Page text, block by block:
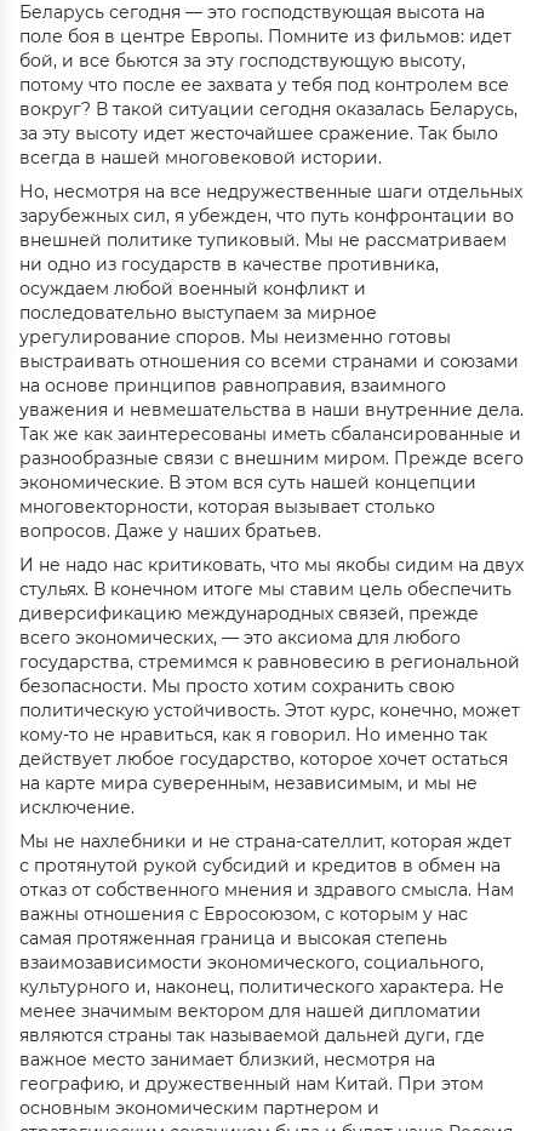
Беларусь сегодня — это господствующая высота на
поле боя в центре Европы. Помните из фильмов: идет
бой, и все бьются за эту господствующую высоту,
потому что после ее захвата у тебя под контролем все
вокруг? В такой ситуации сегодня оказалась Беларусь,
за эту высоту идет жесточайшее сражение. Так было
всегда в нашей многовековой истории.
Но, несмотря на все недружественные шаги отдельных
зарубежных сил, я убежден, что путь конфронтации во
внешней политике тупиковый. Мы не рассматриваем
ни одно из государств в качестве противника,
осуждаем любой военный конфликт и
последовательно выступаем за мирное
урегулирование споров. Мы неизменно готовы
выстраивать отношения со всеми странами и союзами
на основе принципов равноправия, взаимного
уважения и невмешательства в наши внутренние дела.
Так же как заинтересованы иметь сбалансированные и
разнообразные связи с внешним миром. Прежде всего
экономические. В этом вся суть нашей концепции
многовекторности, которая вызывает столько
вопросов. Даже у наших братьев.
И не надо нас критиковать, что мы якобы сидим на двух
стульях. В конечном итоге мы ставим цель обеспечить
диверсификацию международных связей, прежде
всего экономических, — это аксиома для любого
государства, стремимся к равновесию в региональной
безопасности. Мы просто хотим сохранить свою
политическую устойчивость. Этот курс, конечно, может
кому-то не нравиться, как я говорил. Но именно так
действует любое государство, которое хочет остаться
на карте мира суверенным, независимым, и мы не
исключение.
Мы не нахлебники и не страна-сателлит, которая ждет
с протянутой рукой субсидий и кредитов в обмен на
отказ от собственного мнения и здравого смысла. Нам
важны отношения с Евросоюзом, с которым у нас
самая протяженная граница и высокая степень
взаимозависимости экономического, социального,
культурного и, наконец, политического характера. Не
менее значимым вектором для нашей дипломатии
являются страны так называемой дальней дуги, где
важное место занимает близкий, несмотря на
географию, и дружественный нам Китай. При этом
основным экономическим партнером и